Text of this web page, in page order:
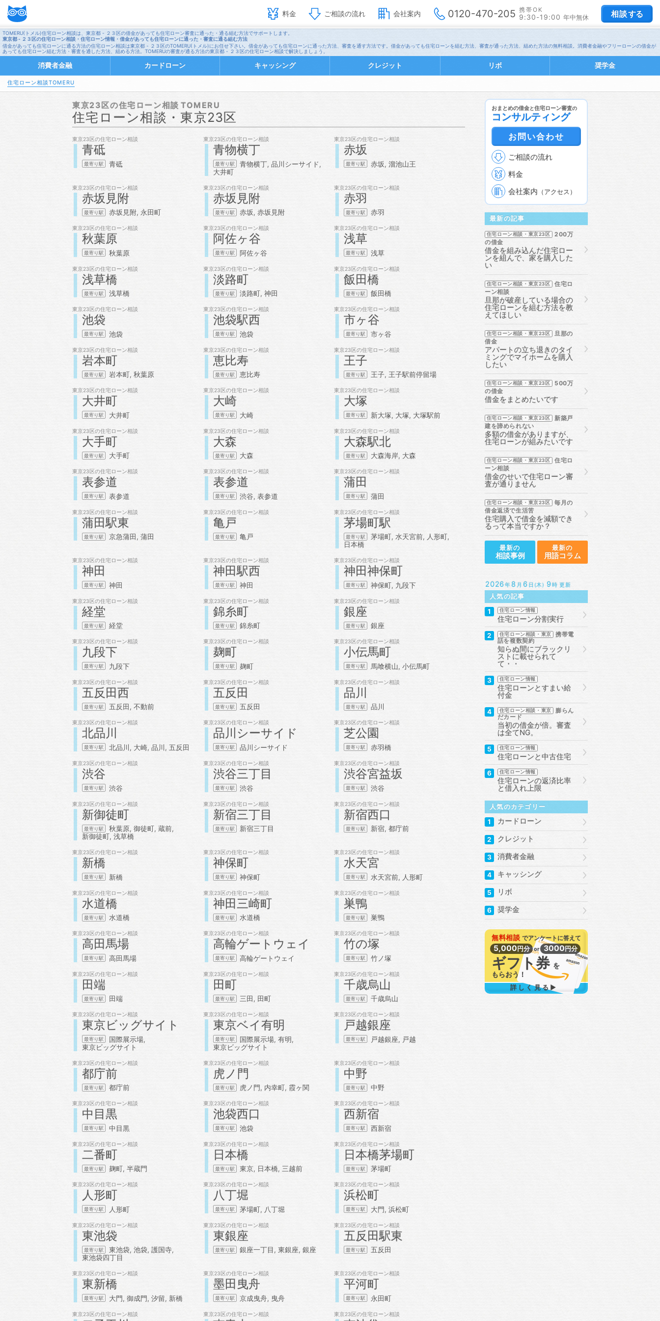
TOMERU(トメル)住宅ローン相談は、東京都 - ２３区の借金があっても住宅ローン審査に通った・通る組む方法でサポートします。
東京都 - ２３区の住宅ローン相談・住宅ローン情報・借金があっても住宅ローンに通った・審査に通る組む方法
借金があっても住宅ローンに通る方法の住宅ローン相談は東京都 - ２３区のTOMERU(トメル)にお任せ下さい。借金があっても住宅ローンに通った方法、審査を通す方法です。借金があっても住宅ローンを組む方法、審査が通った方法、組めた方法の無料相談。消費者金融やフリーローンの借金が
あっても住宅ローン組む方法・審査を通した方法、組める方法。TOMERUの審査が通る方法の東京都 - ２３区の住宅ローン相談で解決しましょう。
消費者金融 カードローン キャッシング クレジット リボ 奨学金
住宅ローン相談TOMERU
東京23区の住宅ローン相談
住宅ローン相談 ・東京23区
東京23区の住宅ローン相談
青砥
青砥
東京23区の住宅ローン相談
青物横丁
青物横丁 品川シーサイド
大井町
東京23区の住宅ローン相談
赤坂
赤坂 溜池山王
東京23区の住宅ローン相談
赤坂見附
赤坂見附 永田町
東京23区の住宅ローン相談
赤坂見附
赤坂 赤坂見附
東京23区の住宅ローン相談
赤羽
赤羽
東京23区の住宅ローン相談
秋葉原
秋葉原
東京23区の住宅ローン相談
阿佐ヶ谷
阿佐ヶ谷
東京23区の住宅ローン相談
浅草
浅草
東京23区の住宅ローン相談
浅草橋
浅草橋
東京23区の住宅ローン相談
淡路町
淡路町 神田
東京23区の住宅ローン相談
飯田橋
飯田橋
東京23区の住宅ローン相談
池袋
池袋
東京23区の住宅ローン相談
池袋駅西
池袋
東京23区の住宅ローン相談
市ヶ谷
市ヶ谷
東京23区の住宅ローン相談
岩本町
岩本町 秋葉原
東京23区の住宅ローン相談
恵比寿
恵比寿
東京23区の住宅ローン相談
王子
王子 王子駅前停留場
東京23区の住宅ローン相談
大井町
大井町
東京23区の住宅ローン相談
大崎
大崎
東京23区の住宅ローン相談
大塚
新大塚 大塚 大塚駅前
東京23区の住宅ローン相談
大手町
大手町
東京23区の住宅ローン相談
大森
大森
東京23区の住宅ローン相談
大森駅北
大森海岸 大森
東京23区の住宅ローン相談
表参道
表参道
東京23区の住宅ローン相談
表参道
渋谷 表参道
東京23区の住宅ローン相談
蒲田
蒲田
東京23区の住宅ローン相談
蒲田駅東
京急蒲田 蒲田
東京23区の住宅ローン相談
亀戸
亀戸
東京23区の住宅ローン相談
茅場町駅
茅場町 水天宮前
人形町
日本橋
東京23区の住宅ローン相談
神田
神田
東京23区の住宅ローン相談
神田駅西
神田
東京23区の住宅ローン相談
神田神保町
神保町 九段下
東京23区の住宅ローン相談
経堂
経堂
東京23区の住宅ローン相談
錦糸町
錦糸町
東京23区の住宅ローン相談
銀座
銀座
東京23区の住宅ローン相談
九段下
九段下
東京23区の住宅ローン相談
麹町
麹町
東京23区の住宅ローン相談
小伝馬町
馬喰横山 小伝馬町
東京23区の住宅ローン相談
五反田西
五反田 不動前
東京23区の住宅ローン相談
五反田
五反田
東京23区の住宅ローン相談
品川
品川
東京23区の住宅ローン相談
北品川
北品川 大崎 品川 五反田
東京23区の住宅ローン相談
品川シーサイド
品川シーサイド
東京23区の住宅ローン相談
芝公園
赤羽橋
東京23区の住宅ローン相談
渋谷
渋谷
東京23区の住宅ローン相談
渋谷三丁目
渋谷
東京23区の住宅ローン相談
渋谷宮益坂
渋谷
東京23区の住宅ローン相談
新御徒町
秋葉原 御徒町 蔵前
新御徒町 浅草橋
東京23区の住宅ローン相談
新宿三丁目
新宿三丁目
東京23区の住宅ローン相談
新宿西口
新宿 都庁前
東京23区の住宅ローン相談
新橋
新橋
東京23区の住宅ローン相談
神保町
神保町
東京23区の住宅ローン相談
水天宮
水天宮前 人形町
東京23区の住宅ローン相談
水道橋
水道橋
東京23区の住宅ローン相談
神田三崎町
水道橋
東京23区の住宅ローン相談
巣鴨
巣鴨
東京23区の住宅ローン相談
高田馬場
高田馬場
東京23区の住宅ローン相談
高輪ゲートウェイ
高輪ゲートウェイ
東京23区の住宅ローン相談
竹の塚
竹ノ塚
東京23区の住宅ローン相談
田端
田端
東京23区の住宅ローン相談
田町
三田 田町
東京23区の住宅ローン相談
千歳烏山
千歳烏山
東京23区の住宅ローン相談
東京ビッグサイト
国際展示場
東京ビッグサイト
東京23区の住宅ローン相談
東京ベイ有明
国際展示場 有明
東京ビッグサイト
東京23区の住宅ローン相談
戸越銀座
戸越銀座 戸越
東京23区の住宅ローン相談
都庁前
都庁前
東京23区の住宅ローン相談
虎ノ門
虎ノ門 内幸町 霞ヶ関
東京23区の住宅ローン相談
中野
中野
東京23区の住宅ローン相談
中目黒
中目黒
東京23区の住宅ローン相談
池袋西口
池袋
東京23区の住宅ローン相談
西新宿
西新宿
東京23区の住宅ローン相談
二番町
麹町 半蔵門
東京23区の住宅ローン相談
日本橋
東京 日本橋 三越前
東京23区の住宅ローン相談
日本橋茅場町
茅場町
東京23区の住宅ローン相談
人形町
人形町
東京23区の住宅ローン相談
八丁堀
茅場町 八丁堀
東京23区の住宅ローン相談
浜松町
大門 浜松町
東京23区の住宅ローン相談
東池袋
東池袋 池袋 護国寺
東池袋四丁目
東京23区の住宅ローン相談
東銀座
銀座一丁目 東銀座 銀座
東京23区の住宅ローン相談
五反田駅東
五反田
東京23区の住宅ローン相談
東新橋
大門 御成門 汐留 新橋
東京23区の住宅ローン相談
墨田曳舟
京成曳舟 曳舟
東京23区の住宅ローン相談
平河町
永田町
東京23区の住宅ローン相談 東京23区の住宅ローン相談 東京23区の住宅ローン相談
おまとめの借金と住宅ローン審査の
コンサルティング
お問い合わせ
ご相談の流れ
料金
会社案内 （アクセス）
最新の記事
住宅ローン相談・東京23区
200万
の借金
借金を組み込んだ住宅ロー
ンを組んで、家を購入した
い
住宅ローン相談・東京23区
住宅ロ
ーン相談
旦那が破産している場合の
住宅ローンを組む方法を教
えてほしい
住宅ローン相談・東京23区
旦那の
借金
アパートの立ち退きのタイ
ミングでマイホームを購入
したい
住宅ローン相談・東京23区
500万
の借金
借金をまとめたいです
住宅ローン相談・東京23区
新築戸
建を諦められない
多額の借金がありますが、
住宅ローンが組みたいです
住宅ローン相談・東京23区
住宅ロ
ーン相談
借金のせいで住宅ローン審
査が通りません
住宅ローン相談・東京23区
毎月の
借金返済で生活苦
住宅購入で借金を減額でき
るって本当ですか？
最新の
相談事例
最新の
用語コラム
2026年 8 月 6 日(木) 9時 更新
人気の記事
1 住宅ローン情報
住宅ローン分割実行
2 住宅ローン相談・東京
携帯電
話を複数契約
知らぬ間にブラックリ
ストに載せられて
て・・
3 住宅ローン情報
住宅ローンとすまい給
付金
4 住宅ローン相談・東京
膨らん
だカード
当初の借金が倍。審査
は全てNG。
5 住宅ローン情報
住宅ローンと中古住宅
6 住宅ローン情報
住宅ローンの返済比率
と借入れ上限
人気のカテゴリー
1 カードローン
2 クレジット
3 消費者金融
4 キャッシング
5 リボ
6 奨学金
無料相談 でアンケートに答えて
5,000円分 or 3000円分
ギフト券 を
もらおう！
詳しく見る▶
料金 ご相談の流れ 会社案内 0120-470-205 携帯OK
9:30-19:00 年中無休 相談する